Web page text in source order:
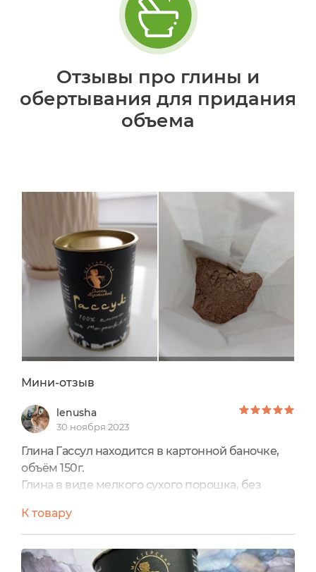
Отзывы про глины и
обертывания для придания
объема
Мини-отзыв
lenusha
30 ноября 2023
Глина Гассул находится в картонной баночке,
объём 150г.
Глина в виде мелкого сухого порошка, без
Рекомендуется применять для лица, кожи
головы и тела.
Моя кожа склонна к жирности, поэтому балую
К товару